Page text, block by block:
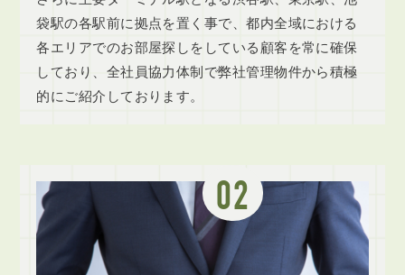
袋駅の各駅前に拠点を置く事で、都内全域における
各エリアでのお部屋探しをしている顧客を常に確保
しており、全社員協力体制で弊社管理物件から積極
的にご紹介しております。
02